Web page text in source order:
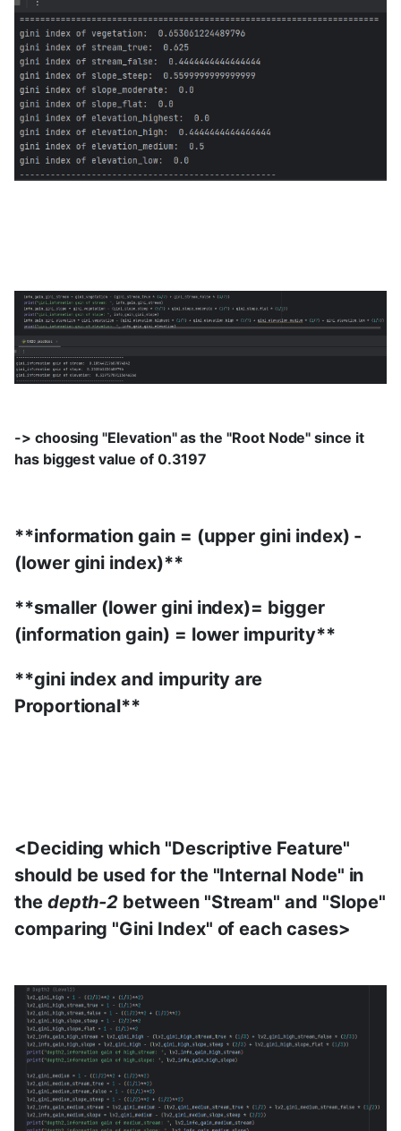
-> choosing "Elevation" as the "Root Node" since it
has biggest value of 0.3197
**information gain = (upper gini index) -
(lower gini index)**
**smaller (lower gini index)= bigger
(information gain) = lower impurity**
**gini index and impurity are
Proportional**
<Deciding which "Descriptive Feature"
should be used for the "Internal Node" in
the depth-2 between "Stream" and "Slope"
comparing "Gini Index" of each cases>